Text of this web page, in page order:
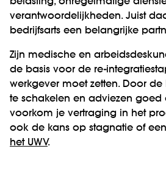
belasting, onregelmatige
verantwoordelijkheden. Juist
bedrijfsarts een belangrijke
Zijn medische en
de basis voor de re-
werkgever moet zetten. Door de
te schakelen en adviezen goed
voorkom je vertraging in het
ook de kans op stagnatie of een
het UWV.